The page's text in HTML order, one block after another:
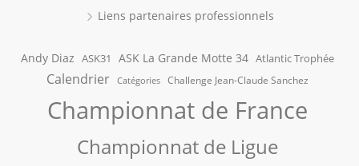
Liens partenaires professionnels
Andy Diaz ASK31 ASK La Grande Motte 34 Atlantic Trophée
Calendrier Catégories Challenge Jean-Claude Sanchez
Championnat de France
Championnat de Ligue